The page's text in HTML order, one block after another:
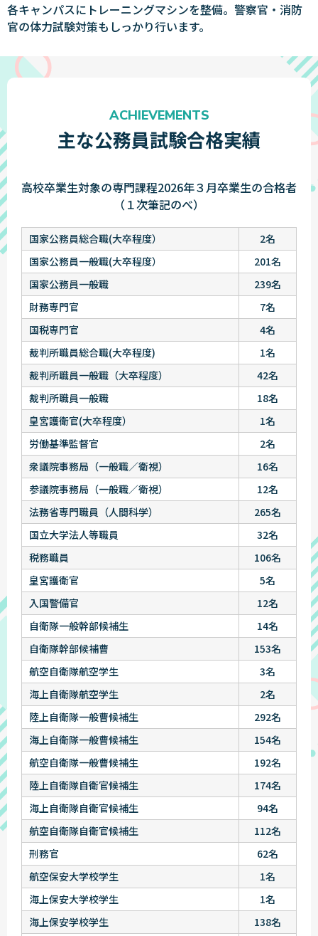
各キャンパスにトレーニングマシンを整備。警察官・消防
官の体力試験対策もしっかり行います。
主な公務員試験合格実績
ACHIEVEMENTS
高校卒業生対象の専門課程2026年３月卒業生の合格者
（１次筆記のべ）
国家公務員総合職(大卒程度）
2名
国家公務員一般職(大卒程度）
201名
国家公務員一般職
239名
財務専門官
7名
国税専門官
4名
裁判所職員総合職(大卒程度)
1名
裁判所職員一般職（大卒程度）
42名
裁判所職員一般職
18名
皇宮護衛官(大卒程度）
1名
労働基準監督官
2名
衆議院事務局（一般職／衛視）
16名
参議院事務局（一般職／衛視）
12名
法務省専門職員（人間科学）
265名
国立大学法人等職員
32名
税務職員
106名
皇宮護衛官
5名
入国警備官
12名
自衛隊一般幹部候補生
14名
自衛隊幹部候補曹
153名
航空自衛隊航空学生
3名
海上自衛隊航空学生
2名
陸上自衛隊一般曹候補生
292名
海上自衛隊一般曹候補生
154名
航空自衛隊一般曹候補生
192名
陸上自衛隊自衛官候補生
174名
海上自衛隊自衛官候補生
94名
航空自衛隊自衛官候補生
112名
刑務官
62名
航空保安大学校学生
1名
海上保安大学校学生
1名
海上保安学校学生
138名